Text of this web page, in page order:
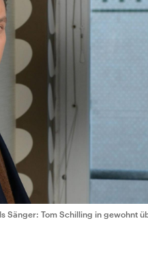
Sänger: Tom Schilling in gewohnt